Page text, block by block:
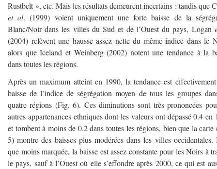
Rustbelt », etc. Mais les résultats demeurent incertains : tandis que
et al. (1999) voient uniquement une forte baisse de la
Blanc/Noir dans les villes du Sud et de l’Ouest du pays, Logan
(2004) relèvent une hausse assez nette du même indice dans le
alors que Iceland et Weinberg (2002) notent une tendance à la
dans toutes les régions.
Après un maximum atteint en 1990, la tendance est
baisse de l’indice de ségrégation moyen de tous les groupes
quatre régions (Fig. 6). Ces diminutions sont très prononcées
autres appartenances ethniques dont les valeurs ont dépassé 0.4 en
et tombent à moins de 0.2 dans toutes les régions, bien que la carte
5) montre des baisses plus modérées dans les villes occidentales.
que moins marquée, la baisse est assez constante pour les Noirs à
le pays, sauf à l’Ouest où elle s’effondre après 2000, ce qui est